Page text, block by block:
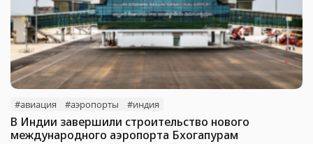
#авиация #аэропорты #индия
В Индии завершили строительство нового
международного аэропорта Бхогапурам